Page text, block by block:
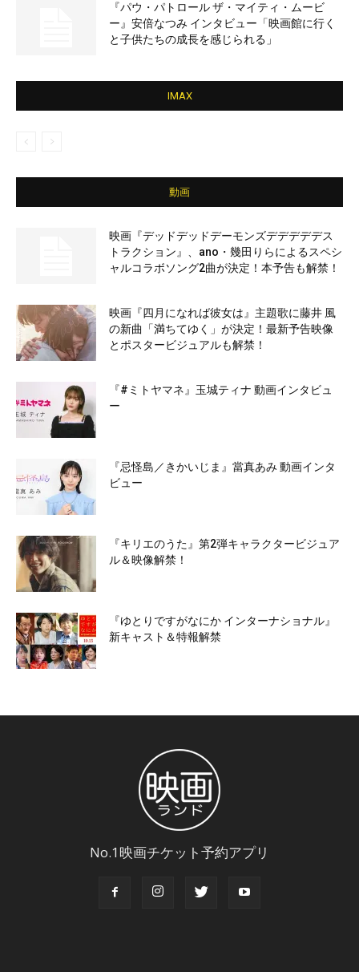
『パウ・パトロール ザ・マイティ・ムービ
ー』安倍なつみ インタビュー「映画館に行く
と子供たちの成長を感じられる」
IMAX
動画
映画『デッドデッドデーモンズデデデデデス
トラクション』、ano・幾田りらによるスペシ
ャルコラボソング2曲が決定！本予告も解禁！
映画『四月になれば彼女は』主題歌に藤井 風
の新曲「満ちてゆく」が決定！最新予告映像
とポスタービジュアルも解禁！
『#ミトヤマネ』玉城ティナ 動画インタビュ
ー
『忌怪島／きかいじま』當真あみ 動画インタ
ビュー
『キリエのうた』第2弾キャラクタービジュア
ル＆映像解禁！
『ゆとりですがなにか インターナショナル』
新キャスト＆特報解禁
No.1映画チケット予約アプリ